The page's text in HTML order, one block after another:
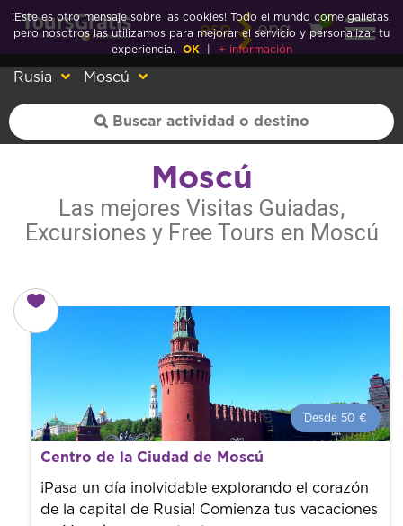
esp eng
0
Rusia Moscú
Moscú
Las mejores Visitas Guiadas,
Excursiones y Free Tours en Moscú
Desde 50 €
Desde 50 € por persona.
guías de la ciudad para tener el mejor precio y servicio.
Centro de la Ciudad de Moscú
¡Pasa un día inolvidable explorando el corazón
de la capital de Rusia! Comienza tus vacaciones
¡Este es otro mensaje sobre las cookies! Todo el mundo come galletas,
pero nosotros las utilizamos para mejorar el servicio y personalizar tu
experiencia.
OK + información